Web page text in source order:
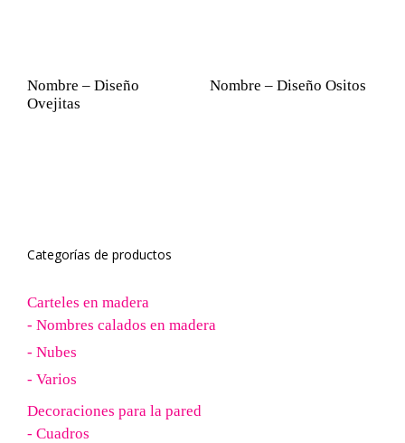
Nombre – Diseño
Ovejitas
Nombre – Diseño Ositos
Categorías de productos
Carteles en madera
- Nombres calados en madera
- Nubes
- Varios
Decoraciones para la pared
- Cuadros